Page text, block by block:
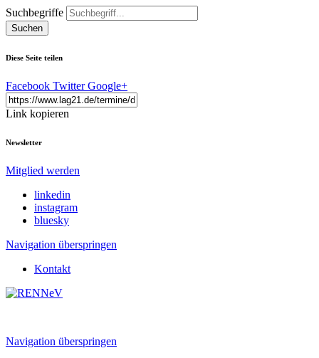
Suchbegriffe
Suchen
Diese Seite teilen
Facebook Twitter Google+
Link kopieren
Newsletter
Mitglied werden
linkedin
instagram
bluesky
Navigation überspringen
Kontakt
Navigation überspringen